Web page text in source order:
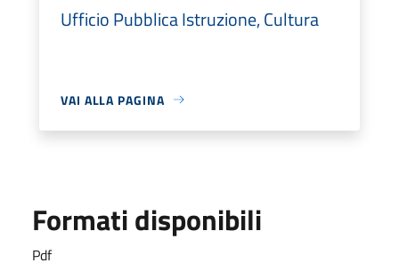
Ufficio Pubblica Istruzione, Cultura
VAI ALLA PAGINA
Formati disponibili
Pdf